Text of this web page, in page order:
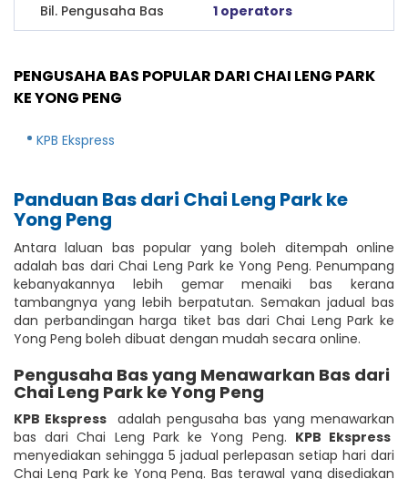
Bil. Pengusaha Bas 1 operators
PENGUSAHA BAS POPULAR DARI CHAI LENG PARK
KE YONG PENG
KPB Ekspress
Panduan Bas dari Chai Leng Park ke
Yong Peng
Antara laluan bas popular yang boleh ditempah online
adalah bas dari Chai Leng Park ke Yong Peng. Penumpang
kebanyakannya lebih gemar menaiki bas kerana
tambangnya yang lebih berpatutan. Semakan jadual bas
dan perbandingan harga tiket bas dari Chai Leng Park ke
Yong Peng boleh dibuat dengan mudah secara online.
Pengusaha Bas yang Menawarkan Bas dari
Chai Leng Park ke Yong Peng
KPB Ekspress adalah pengusaha bas yang menawarkan
bas dari Chai Leng Park ke Yong Peng. KPB Ekspress
menyediakan sehingga 5 jadual perlepasan setiap hari dari
Chai Leng Park ke Yong Peng. Bas terawal yang disediakan